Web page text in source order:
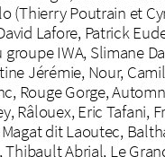
(Thierry Poutrain et
Lafore, Patrick
IWA, Slimane
Jérémie, Nour,
Rouge Gorge,
Râlouex, Eric
dit Laoutec,
Thibault Abrial, Le